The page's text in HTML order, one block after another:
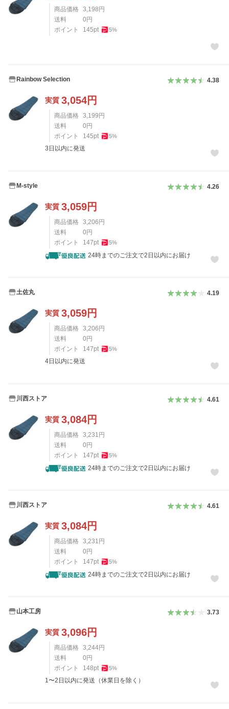
商品価格 3,198 円
送料
0 円
ポイント
145pt 5%
Rainbow Selection 4.38
実質 3,054円
商品価格 3,199 円
送料
0 円
ポイント
145pt 5%
3日以内に発送
M-style 4.26
実質 3,059円
商品価格 3,206 円
送料
0 円
ポイント
147pt 5%
24時までのご注文で2日以内にお届け
土佐丸 4.19
実質 3,059円
商品価格 3,206 円
送料
0 円
ポイント
147pt 5%
4日以内に発送
川西ストア 4.61
実質 3,084円
商品価格 3,231 円
送料
0 円
ポイント
147pt 5%
24時までのご注文で2日以内にお届け
川西ストア 4.61
実質 3,084円
商品価格 3,231 円
送料
0 円
ポイント
147pt 5%
24時までのご注文で2日以内にお届け
山本工房 3.73
実質 3,096円
商品価格 3,244円
送料
0 円
ポイント
148pt 5%
1〜2日以内に発送（休業日を除く）